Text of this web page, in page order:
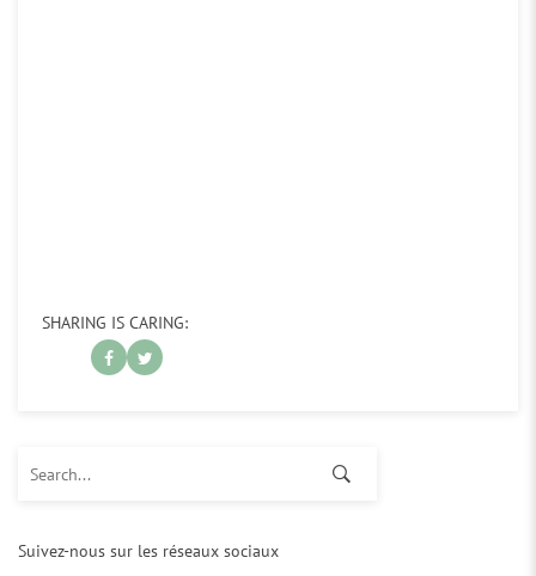
SHARING IS CARING:
Suivez-nous sur les réseaux sociaux